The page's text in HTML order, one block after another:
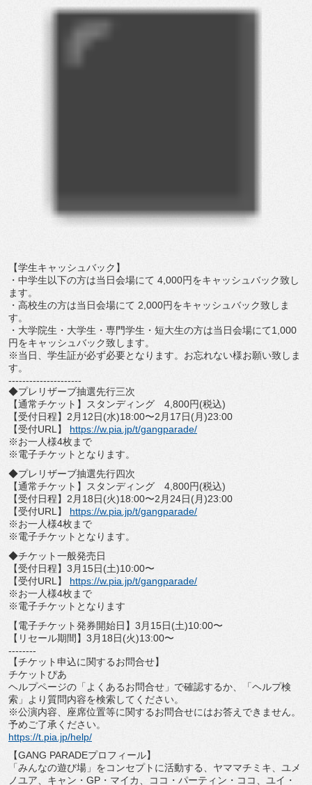
【学生キャッシュバック】
・中学生以下の方は当日会場にて 4,000円をキャッシュバック致し
ます。
・高校生の方は当日会場にて 2,000円をキャッシュバック致しま
す。
・大学院生・大学生・専門学生・短大生の方は当日会場にて1, 000
円をキャッシュバック致します。
※当日、学生証が必ず必要となります。 お忘れない様お願い致しま
す。
---------------------
◆プレリザーブ抽選先行三次
【通常チケット】スタンディング 4,800円(税込)
【受付日程】2月12日(水)18:00〜2月17日(月)23:00
【受付URL】 https://w.pia.jp/t/gangparade/
※お一人様4枚まで
※電子チケットとなります。
◆プレリザーブ抽選先行四次
【通常チケット】スタンディング 4,800円(税込)
【受付日程】2月18日(火)18:00〜2月24日(月)23:00
【受付URL】 https://w.pia.jp/t/gangparade/
※お一人様4枚まで
※電子チケットとなります。
◆チケット一般発売日
【受付日程】3月15日(土)10:00〜
【受付URL】 https://w.pia.jp/t/gangparade/
※お一人様4枚まで
※電子チケットとなります
【電子チケット発券開始日】3月15日(土)10:00〜
【リセール期間】3月18日(火)13:00〜
--------
【チケット申込に関するお問合せ】
チケットぴあ
ヘルプページの「よくあるお問合せ」で確認するか、「ヘルプ検
索」より質問内容を検索してください。
※公演内容、座席位置等に関するお問合せにはお答えできません。
予めご了承ください。
https://t.pia.jp/help/
【GANG PARADEプロフィール】
「みんなの遊び場」をコンセプトに活動する、ヤママチミキ、 ユメ
ノユア、キャン・GP・マイカ、ココ・パーティン・ココ、 ユイ・